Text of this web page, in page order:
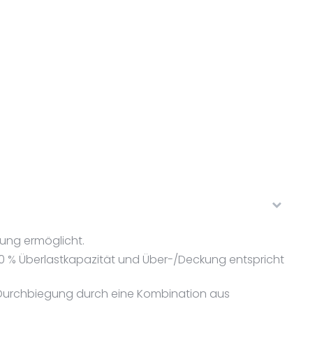
ermöglicht.
% Überlastkapazität und Über-/Deckung entspricht
durch eine Kombination aus